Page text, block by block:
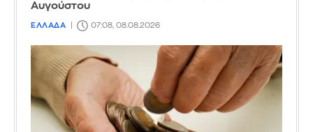
Αυγούστου
ΕΛΛΑΔΑ 07:08, 08.08.2026